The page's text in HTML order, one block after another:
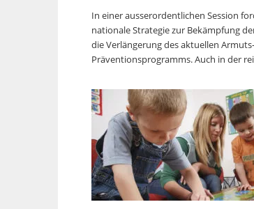
In einer ausserordentlichen Session
nationale Strategie zur Bekämpfung
die Verlängerung des aktuellen Armuts-
Präventionsprogramms. Auch in der